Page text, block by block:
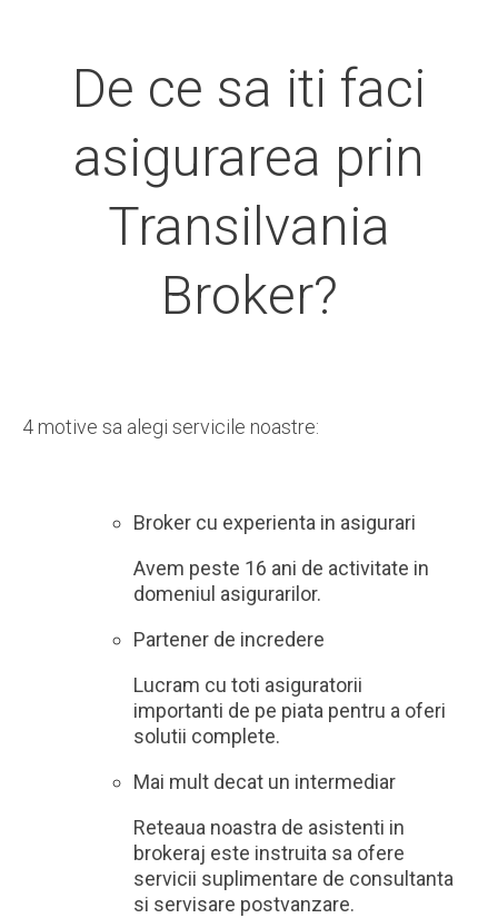
De ce sa iti faci
asigurarea prin
Transilvania
Broker?
4 motive sa alegi servicile noastre:
Broker cu experienta in asigurari
Avem peste 16 ani de activitate in
domeniul asigurarilor.
Partener de incredere
Lucram cu toti asiguratorii
importanti de pe piata pentru a oferi
solutii complete.
Mai mult decat un intermediar
Reteaua noastra de asistenti in
brokeraj este instruita sa ofere
servicii suplimentare de consultanta
si servisare postvanzare.